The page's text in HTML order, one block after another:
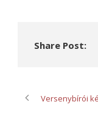
Share Post:
Versenybírói